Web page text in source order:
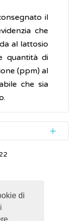
di
il
che
al lattosio
quantità di
(ppm) al
che sia
sul
talvolta
i campioni
aria.